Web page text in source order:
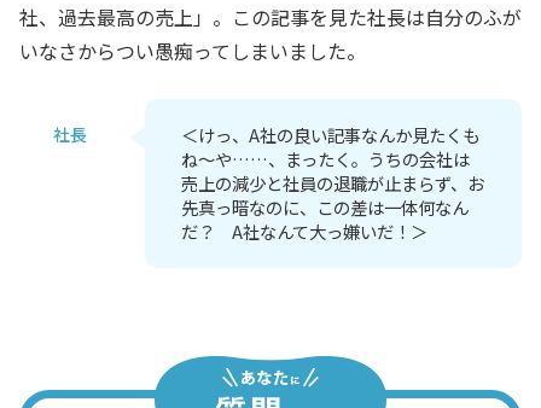
社、過去最高の売上」。この記事を見た社長は自分のふが
いなさからつい愚痴ってしまいました。
社長
＜けっ、A社の良い記事なんか見たくも
ね～や……、まったく。うちの会社は
売上の減少と社員の退職が止まらず、お
先真っ暗なのに、この差は一体何なん
だ？ A社なんて大っ嫌いだ！＞